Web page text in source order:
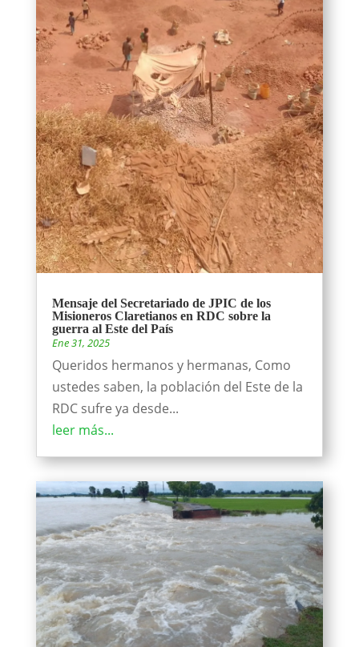
Mensaje del Secretariado de JPIC de los
Misioneros Claretianos en RDC sobre la
guerra al Este del País
Ene 31, 2025
Queridos hermanos y hermanas, Como
ustedes saben, la población del Este de la
RDC sufre ya desde...
leer más...